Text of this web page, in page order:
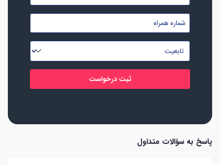
و
نام
خانوادگی
شماره
موبایل
تابعیت
*
پاسخ به سؤالات متداول